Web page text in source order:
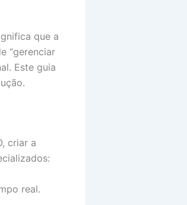
que a
“gerenciar
Este guia
criar a
real.